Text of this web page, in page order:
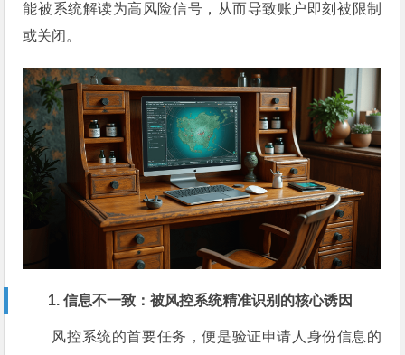
能被系统解读为高风险信号，从而导致账户即刻被限制
或关闭。
1. 信息不一致：被风控系统精准识别的核心诱因
风控系统的首要任务，便是验证申请人身份信息的